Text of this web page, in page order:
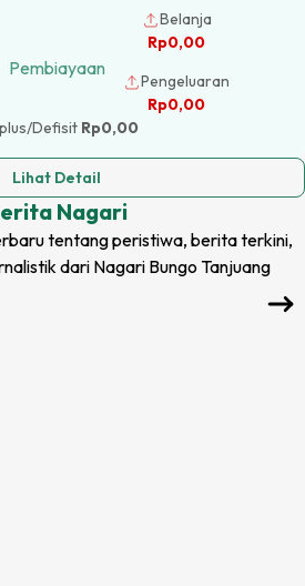
Belanja
Rp0,00
Pembiayaan
Pengeluaran
Rp0,00
Defisit Rp0,00
Lihat Detail
Nagari
tentang peristiwa, berita terkini,
dari Nagari Bungo Tanjuang